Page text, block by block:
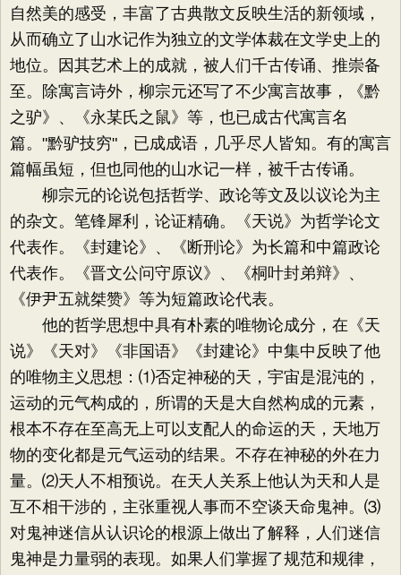
自然美的感受，丰富了古典散文反映生活的新领域，
从而确立了山水记作为独立的文学体裁在文学史上的
地位。因其艺术上的成就，被人们千古传诵、推崇备
至。除寓言诗外，柳宗元还写了不少寓言故事，《黔
之驴》、《永某氏之鼠》等，也已成古代寓言名
篇。"黔驴技穷"，已成成语，几乎尽人皆知。有的寓言
篇幅虽短，但也同他的山水记一样，被千古传诵。
柳宗元的论说包括哲学、政论等文及以议论为主
的杂文。笔锋犀利，论证精确。《天说》为哲学论文
代表作。《封建论》、《断刑论》为长篇和中篇政论
代表作。《晋文公问守原议》、《桐叶封弟辩》、
《伊尹五就桀赞》等为短篇政论代表。
他的哲学思想中具有朴素的唯物论成分，在《天
说》《天对》《非国语》《封建论》中集中反映了他
的唯物主义思想：⑴否定神秘的天，宇宙是混沌的，
运动的元气构成的，所谓的天是大自然构成的元素，
根本不存在至高无上可以支配人的命运的天，天地万
物的变化都是元气运动的结果。不存在神秘的外在力
量。⑵天人不相预说。在天人关系上他认为天和人是
互不相干涉的，主张重视人事而不空谈天命鬼神。⑶
对鬼神迷信从认识论的根源上做出了解释，人们迷信
鬼神是力量弱的表现。如果人们掌握了规范和规律，